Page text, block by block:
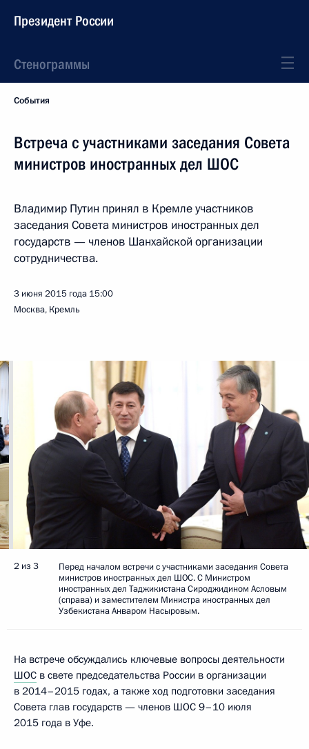
Президент России
Стенограммы
События
Встреча с участниками заседания Совета
министров иностранных дел ШОС
Владимир Путин принял в Кремле участников
заседания Совета министров иностранных дел
государств — членов Шанхайской организации
сотрудничества.
3 июня 2015 года 15:00
Москва, Кремль
2 из 3
Перед началом встречи с участниками заседания Совета
министров иностранных дел ШОС. С Министром
иностранных дел Таджикистана Сироджидином Асловым
(справа) и заместителем Министра иностранных дел
Узбекистана Анваром Насыровым.
На встрече обсуждались ключевые вопросы деятельности
ШОС в свете председательства России в организации
в 2014–2015 годах, а также ход подготовки заседания
Совета глав государств — членов ШОС 9–10 июля
2015 года в Уфе.